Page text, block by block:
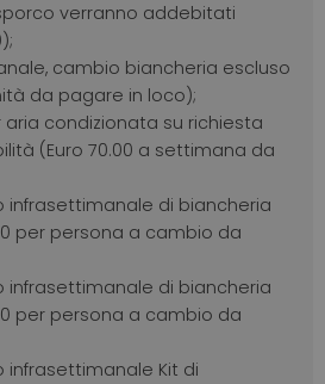
verranno addebitati
cambio biancheria escluso
da pagare in loco);
condizionata su richiesta
(Euro 70.00 a settimana da
infrasettimanale di biancheria
per persona a cambio da
infrasettimanale di biancheria
per persona a cambio da
infrasettimanale Kit di